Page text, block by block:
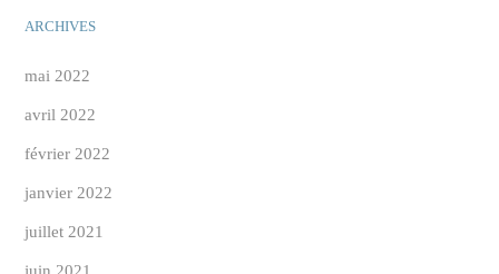
ARCHIVES
mai 2022
avril 2022
février 2022
janvier 2022
juillet 2021
juin 2021